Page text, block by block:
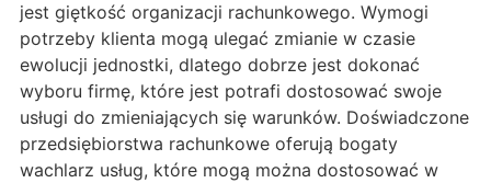
jest giętkość organizacji rachunkowego. Wymogi
potrzeby klienta mogą ulegać zmianie w czasie
ewolucji jednostki, dlatego dobrze jest dokonać
wyboru firmę, które jest potrafi dostosować swoje
usługi do zmieniających się warunków. Doświadczone
przedsiębiorstwa rachunkowe oferują bogaty
wachlarz usług, które mogą można dostosować w